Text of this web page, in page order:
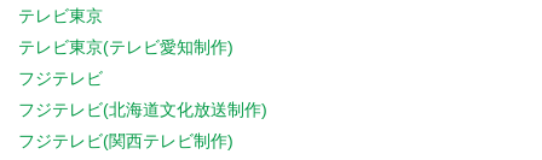
テレビ東京
テレビ東京(テレビ愛知制作)
フジテレビ
フジテレビ(北海道文化放送制作)
フジテレビ(関西テレビ制作)